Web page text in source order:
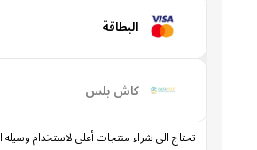
البطاقة
كاش بلس
تحتاج الى شراء منتجات أعلى لاستخدام وسيله الدفع هذة